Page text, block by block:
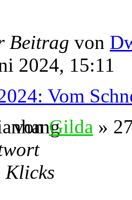
Beitrag von
2024, 15:11
Vom
vonGilda »
Klicks